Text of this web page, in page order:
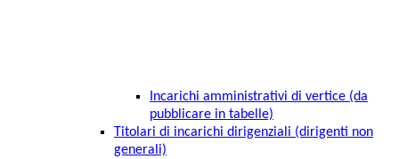
Incarichi amministrativi di vertice (da
pubblicare in tabelle)
Titolari di incarichi dirigenziali (dirigenti non
generali)